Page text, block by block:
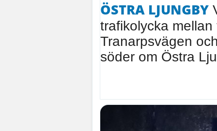
ÖSTRA LJUNGBY
trafikolycka
Tranarpsvägen
söder om Östra